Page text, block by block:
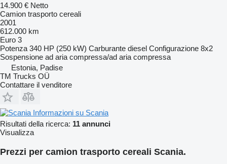
14.900 € Netto
Camion trasporto cereali
2001
612.000 km
Euro 3
Potenza 340 HP (250 kW) Carburante diesel Configurazione 8x2
Sospensione ad aria compressa/ad aria compressa
Estonia, Padise
TM Trucks OÜ
Contattare il venditore
Informazioni su Scania
Risultati della ricerca: 11 annunci
Visualizza
Prezzi per camion trasporto cereali Scania.